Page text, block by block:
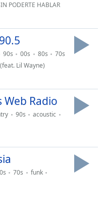
PODERTE HABLAR
90s 00s 80s
70s
Lil Wayne)
Web Radio
90s
acoustic
70s
funk